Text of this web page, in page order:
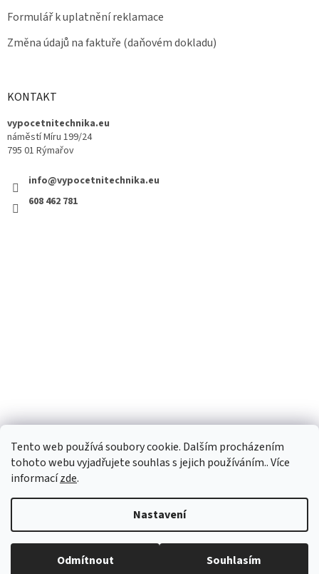
Tento web používá soubory cookie. Dalším procházením
tohoto webu vyjadřujete souhlas s jejich používáním.. Více
informacízde.
Nastavení
Odmítnout Souhlasím
Formulář k uplatnění reklamace
Změna údajů na faktuře (daňovém dokladu)
KONTAKT
vypocetnitechnika.eu
náměstí Míru 199/24
795 01 Rýmařov
info@vypocetnitechnika.eu
608 462 781
Copyright 2026vypocetnitechnika.eu. Všechna práva vyhrazena.
Upravit nastavení cookies